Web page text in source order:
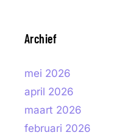
Archief
mei 2026
april 2026
maart 2026
februari 2026